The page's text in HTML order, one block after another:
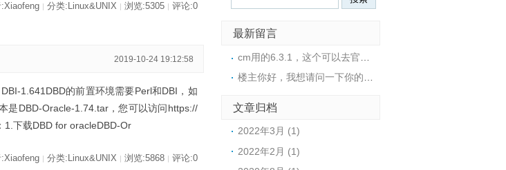
| 分类:Linux&UNIX | 浏览:5305 | 评论:0
2019-10-24 19:12:58
1.641DBD的前置环境需要Perl和DBI，如
DBD-Oracle-1.74.tar，您可以访问https://
1.下载DBD for oracleDBD-Or
| 分类:Linux&UNIX | 浏览:5868 | 评论:0
最新留言
楼主你好，我想请问一下你的cdh 6.3.2使用cm的那个版本来进行管理的，有没有安装文档或者安装包呀
文章归档
2022年3月 (1)
2022年2月 (1)